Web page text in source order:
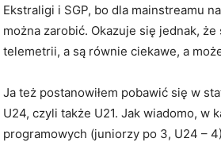
Ekstraligi i SGP, bo dla mainstreamu
można zarobić. Okazuje się jednak,
telemetrii, a są równie ciekawe, a
Ja też postanowiłem pobawić się w
U24, czyli także U21. Jak wiadomo, w
programowych (juniorzy po 3, U24 –